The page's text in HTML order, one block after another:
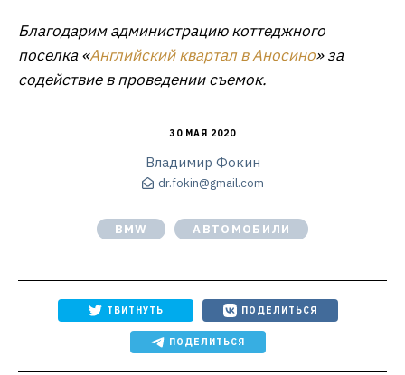
Благодарим администрацию коттеджного
поселка «Английский квартал в Аносино» за
содействие в проведении съемок.
30 МАЯ 2020
Владимир Фокин
dr.fokin@gmail.com
BMW АВТОМОБИЛИ
ТВИТНУТЬ ПОДЕЛИТЬСЯ
ПОДЕЛИТЬСЯ